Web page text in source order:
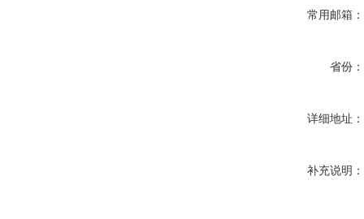
常用邮箱：
省份：
详细地址：
补充说明：